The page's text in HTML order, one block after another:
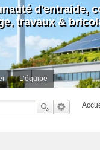
L’équipe
d'entraide,
travaux &